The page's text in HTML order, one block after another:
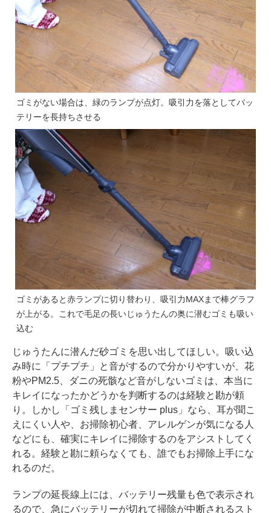
ゴミがない場合は、緑のランプが点灯。吸引力を落としてバッ
テリーを長持ちさせる
ゴミがあると赤ランプに切り替わり、吸引力MAXまで棒グラフ
が上がる。これで毛足の長いじゅうたんの奥に潜むゴミも吸い
込む
じゅうたんに潜んだ砂ゴミを思い出してほしい。吸い込
み時に「プチプチ」と音がするので分かりやすいが、花
粉やPM2.5、ダニの死骸など音がしないゴミは、本当に
キレイになったかどうかを判断するのは経験と勘が頼
り。しかし「ゴミ残しまセンサー plus」なら、耳が聞こ
えにくい人や、お掃除初心者、アレルゲンが気になる人
などにも、確実にキレイに掃除するのをアシストしてく
れる。経験と勘に頼らなくても、誰でもお掃除上手にな
れるのだ。
ランプの延長線上には、バッテリー残量も色で表示され
るので、急にバッテリーが切れて掃除が中断されるスト